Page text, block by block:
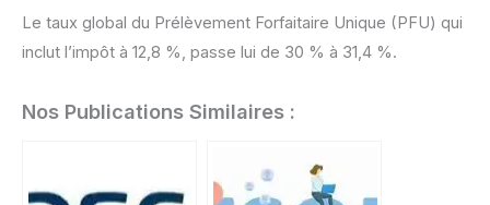
Le taux global du Prélèvement Forfaitaire Unique (PFU) qui
inclut l’impôt à 12,8 %, passe lui de 30 % à 31,4 %.
Nos Publications Similaires :